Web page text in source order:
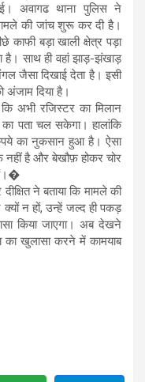
अवागढ थाना पुलिस ने
की जांच शुरू कर दी है।
बड़ा खाली क्षेत्र पड़ा
साथ ही वहां झाड़-झंखाड़
जैसा दिखाई देता है। इसी
अंजाम दिया है।
अभी रजिस्टर का मिलान
पता चल सकेगा। हालांकि
का नुकसान हुआ है। ऐसा
नहीं है और बेखौफ़ होकर चोर
ने बताया कि मामले की
क्यों न हों, उन्हें जल्द ही पकड़
किया जाएगा। अब देखने
का खुलासा करने में कामयाब